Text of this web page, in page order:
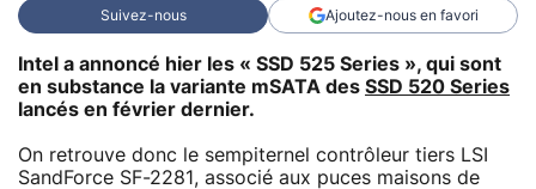
Suivez-nous Ajoutez-nous en favori
Intel a annoncé hier les « SSD 525 Series », qui sont
en substance la variante mSATA des SSD 520 Series
lancés en février dernier.
On retrouve donc le sempiternel contrôleur tiers LSI
SandForce SF-2281, associé aux puces maisons de